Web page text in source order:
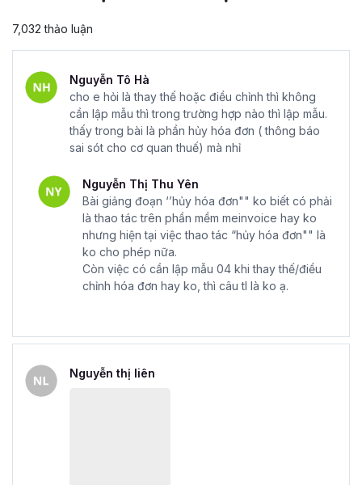
7,032 thảo luận
Nguyễn Tô Hà
cho e hỏi là thay thế hoặc điều chỉnh thì không
cần lập mẫu thì trong trường hợp nào thì lập mẫu.
thấy trong bài là phần hủy hóa đơn ( thông báo
sai sót cho cơ quan thuế) mà nhỉ
Nguyễn Thị Thu Yên
Bài giảng đoạn ‘’hủy hóa đơn"" ko biết có phải
là thao tác trên phần mềm meinvoice hay ko
nhưng hiện tại việc thao tác “hủy hóa đơn"" là
ko cho phép nữa.
Còn việc có cần lập mẫu 04 khi thay thế/điều
chỉnh hóa đơn hay ko, thì câu tl là ko ạ.
Nguyễn thị liên